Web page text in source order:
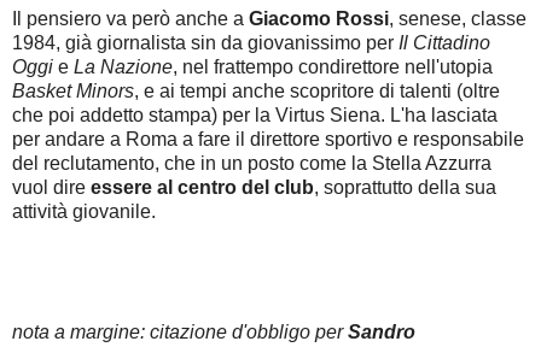
Il pensiero va però anche a Giacomo Rossi, senese, classe
1984, già giornalista sin da giovanissimo per Il Cittadino
Oggi e La Nazione, nel frattempo condirettore nell'utopia
Basket Minors, e ai tempi anche scopritore di talenti (oltre
che poi addetto stampa) per la Virtus Siena. L'ha lasciata
per andare a Roma a fare il direttore sportivo e responsabile
del reclutamento, che in un posto come la Stella Azzurra
vuol dire essere al centro del club, soprattutto della sua
attività giovanile.
nota a margine: citazione d'obbligo perSandro